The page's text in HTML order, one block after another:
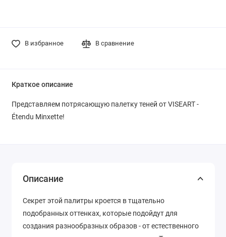
В избранное В сравнение
Краткое описание
Представляем потрясающую палетку теней от VISEART -
Étendu Minxette!
Описание
Секрет этой палитры кроется в тщательно
подобранных оттенках, которые подойдут для
создания разнообразных образов - от естественного